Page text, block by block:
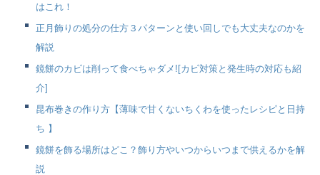
はこれ！
正月飾りの処分の仕方３パターンと使い回しでも大丈夫なのかを
解説
鏡餅のカビは削って食べちゃダメ![カビ対策と発生時の対応も紹
介]
昆布巻きの作り方【薄味で甘くないちくわを使ったレシピと日持
ち 】
鏡餅を飾る場所はどこ？飾り方やいつからいつまで供えるかを解
説